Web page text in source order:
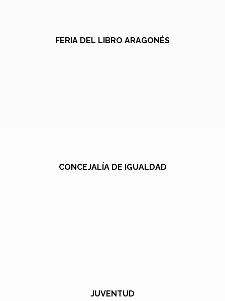
FERIA DEL LIBRO ARAGONÉS
CONCEJALÍA DE IGUALDAD
JUVENTUD